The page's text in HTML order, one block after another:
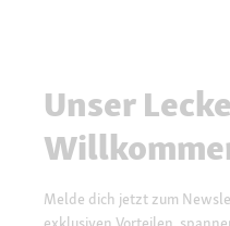
Unser
Melde dich jetzt zum